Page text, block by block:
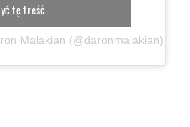
Malakian (@daronmalakian)
tę treść